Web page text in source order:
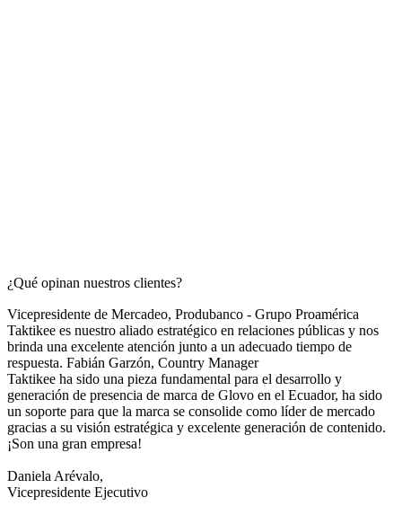
¿Qué opinan nuestros clientes?
Vicepresidente de Mercadeo, Produbanco - Grupo Proamérica
Taktikee es nuestro aliado estratégico en relaciones públicas y nos
brinda una excelente atención junto a un adecuado tiempo de
respuesta. Fabián Garzón, Country Manager
Taktikee ha sido una pieza fundamental para el desarrollo y
generación de presencia de marca de Glovo en el Ecuador, ha sido
un soporte para que la marca se consolide como líder de mercado
gracias a su visión estratégica y excelente generación de contenido.
¡Son una gran empresa!
Daniela Arévalo,
Vicepresidente Ejecutivo